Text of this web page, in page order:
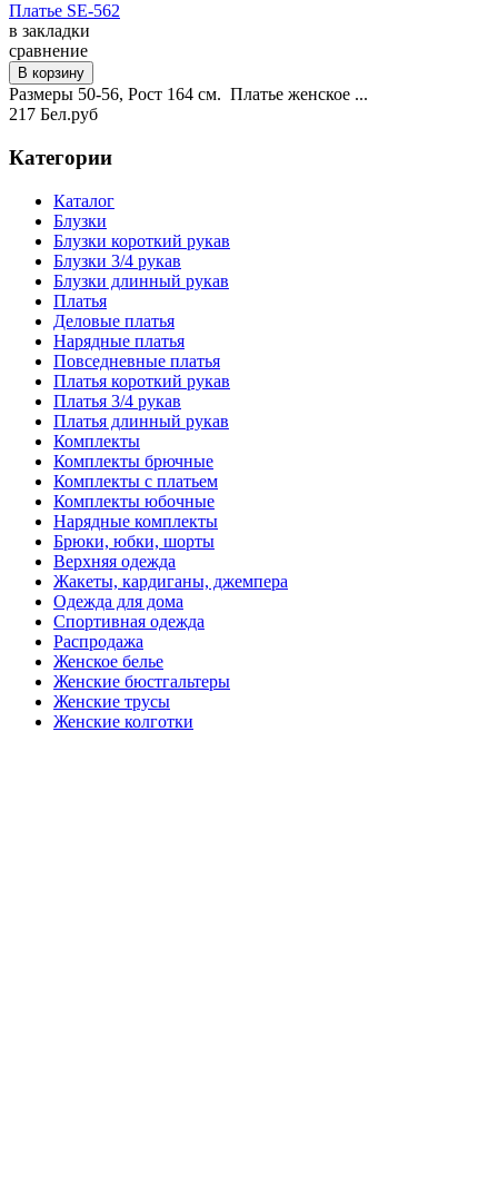
Платье SE-562
в закладки
сравнение
Размеры 50-56, Рост 164 см. Платье женское ...
217 Бел.руб
Категории
Каталог
Блузки
Блузки короткий рукав
Блузки 3/4 рукав
Блузки длинный рукав
Платья
Деловые платья
Нарядные платья
Повседневные платья
Платья короткий рукав
Платья 3/4 рукав
Платья длинный рукав
Комплекты
Комплекты брючные
Комплекты с платьем
Комплекты юбочные
Нарядные комплекты
Брюки, юбки, шорты
Верхняя одежда
Жакеты, кардиганы, джемпера
Одежда для дома
Спортивная одежда
Распродажа
Женское белье
Женские бюстгальтеры
Женские трусы
Женские колготки